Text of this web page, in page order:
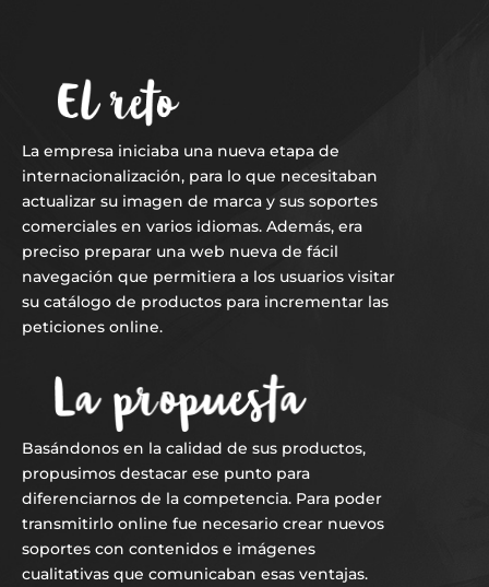
La empresa iniciaba una nueva etapa de
internacionalización, para lo que necesitaban
actualizar su imagen de marca y sus soportes
comerciales en varios idiomas. Además, era
preciso preparar una web nueva de fácil
navegación que permitiera a los usuarios visitar
su catálogo de productos para incrementar las
peticiones online.
Basándonos en la calidad de sus productos,
propusimos destacar ese punto para
diferenciarnos de la competencia. Para poder
transmitirlo online fue necesario crear nuevos
soportes con contenidos e imágenes
cualitativas que comunicaban esas ventajas.